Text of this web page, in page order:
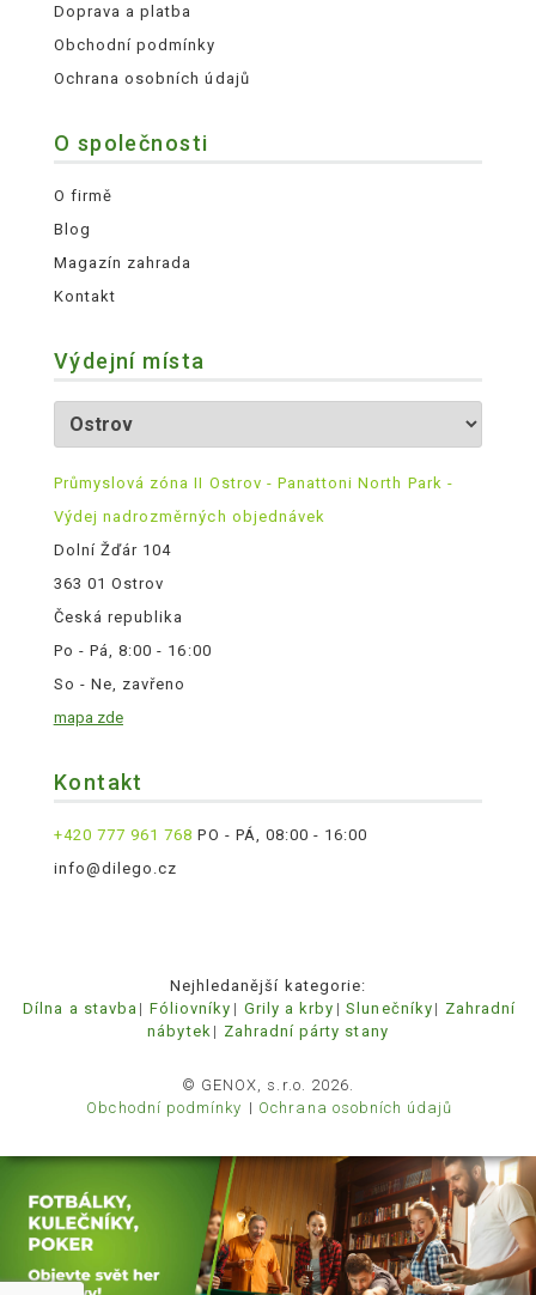
Doprava a platba
Obchodní podmínky
Ochrana osobních údajů
O společnosti
O firmě
Blog
Magazín zahrada
Kontakt
Výdejní místa
Průmyslová zóna II Ostrov - Panattoni North Park -
Výdej nadrozměrných objednávek
Dolní Žďár 104
363 01 Ostrov
Česká republika
Po - Pá, 8:00 - 16:00
So - Ne, zavřeno
mapa zde
Kontakt
+420 777 961 768 PO - PÁ, 08:00 - 16:00
info@dilego.cz
Nejhledanější kategorie:
Dílna a stavba
Fóliovníky Grily a krby Slunečníky
Zahradní
nábytek
Zahradní párty stany
© GENOX, s.r.o. 2026.
Obchodní podmínky
Ochrana osobních údajů